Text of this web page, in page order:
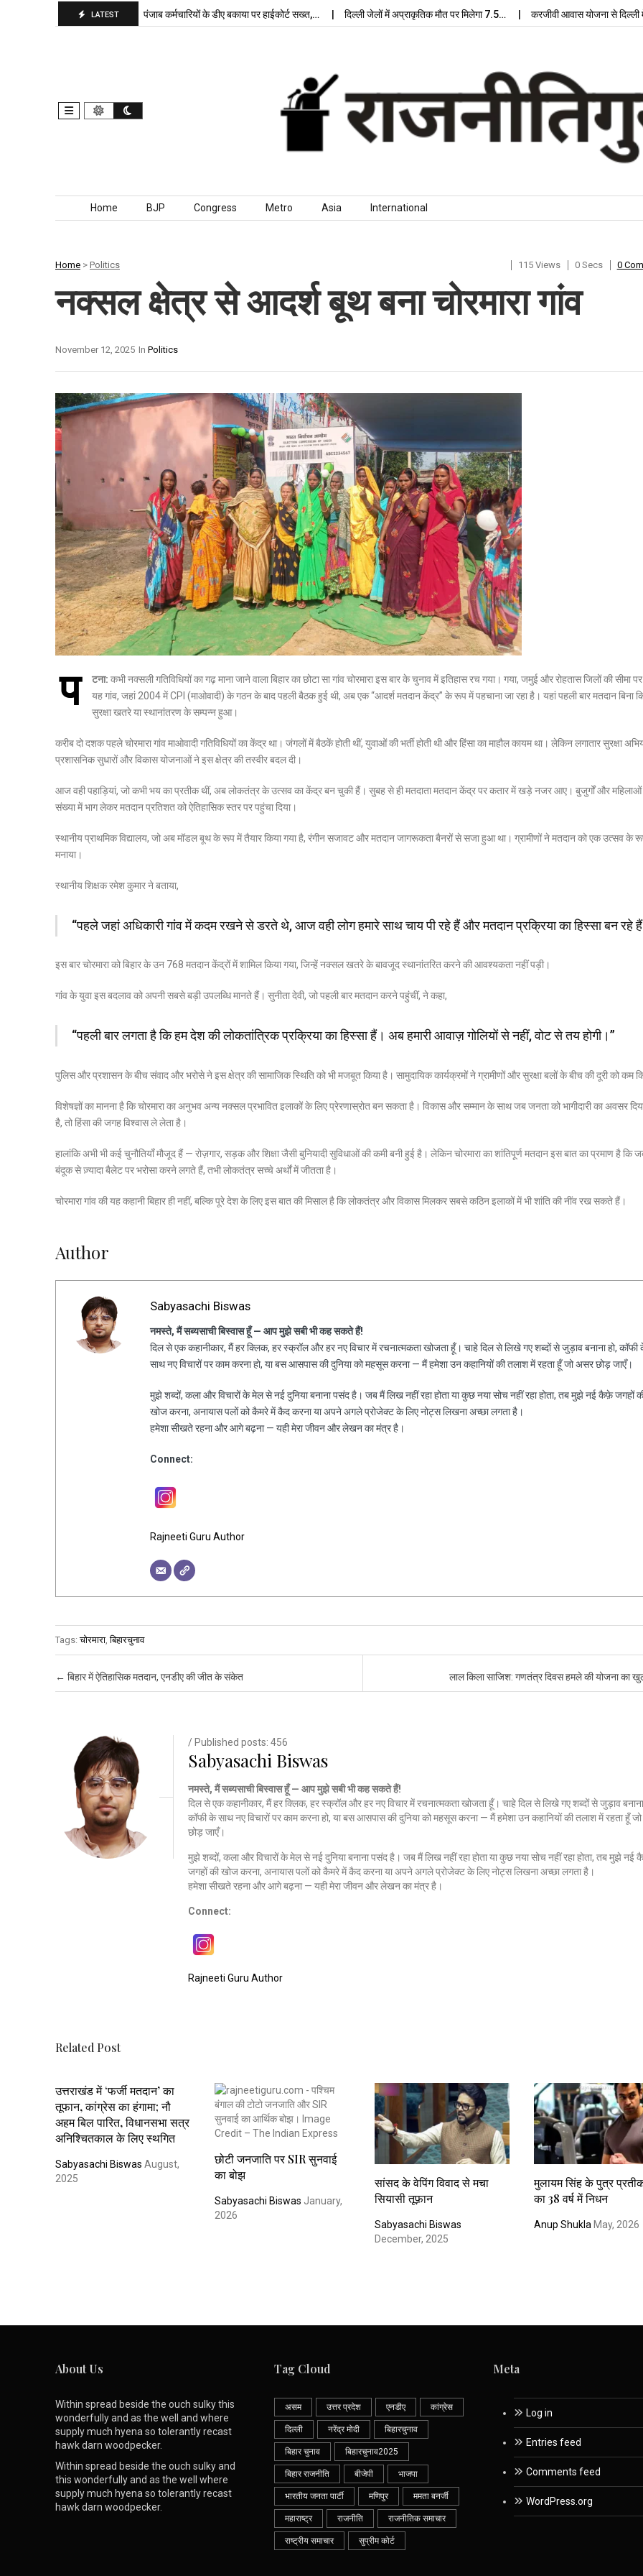
LATEST
बरकरार, बांकीपुर में… पंजाब कर्मचारियों के डीए बकाया पर हाईकोर्ट सख्त,… दिल्ली जेलों में अप्राकृतिक मौत पर मिलेगा 7.5… करजीवी आवास योजना से दिल्ली में
Skip to content
Home BJP Congress Metro Asia International
Home > Politics 115 Views 0 Secs 0
नक्सल क्षेत्र से आदर्श बूथ बना चोरमारा गांव
In Politics
November 12, 2025
प टना: कभी नक्सली गतिविधियों का गढ़ माना जाने वाला बिहार का छोटा सा गांव चोरमारा इस बार के चुनाव में इतिहास रच गया। गया, जमुई और रोहतास जिलों की सीमा
यह गांव, जहां 2004 में CPI (माओवादी) के गठन के बाद पहली बैठक हुई थी, अब एक “आदर्श मतदान केंद्र” के रूप में पहचाना जा रहा है। यहां पहली बार मतदान बिना
सुरक्षा खतरे या स्थानांतरण के सम्पन्न हुआ।
करीब दो दशक पहले चोरमारा गांव माओवादी गतिविधियों का केंद्र था। जंगलों में बैठकें होती थीं, युवाओं की भर्ती होती थी और हिंसा का माहौल कायम था। लेकिन लगातार सुरक्षा
प्रशासनिक सुधारों और विकास योजनाओं ने इस क्षेत्र की तस्वीर बदल दी।
आज वही पहाड़ियां, जो कभी भय का प्रतीक थीं, अब लोकतंत्र के उत्सव का केंद्र बन चुकी हैं। सुबह से ही मतदाता मतदान केंद्र पर कतार में खड़े नजर आए। बुजुर्गों और महिलाओं
संख्या में भाग लेकर मतदान प्रतिशत को ऐतिहासिक स्तर पर पहुंचा दिया।
स्थानीय प्राथमिक विद्यालय, जो अब मॉडल बूथ के रूप में तैयार किया गया है, रंगीन सजावट और मतदान जागरूकता बैनरों से सजा हुआ था। ग्रामीणों ने मतदान को एक उत्सव के
मनाया।
स्थानीय शिक्षक रमेश कुमार ने बताया,
“पहले जहां अधिकारी गांव में कदम रखने से डरते थे, आज वही लोग हमारे साथ चाय पी रहे हैं और मतदान प्रक्रिया का हिस्सा बन रहे
इस बार चोरमारा को बिहार के उन 768 मतदान केंद्रों में शामिल किया गया, जिन्हें नक्सल खतरे के बावजूद स्थानांतरित करने की आवश्यकता नहीं पड़ी।
गांव के युवा इस बदलाव को अपनी सबसे बड़ी उपलब्धि मानते हैं। सुनीता देवी, जो पहली बार मतदान करने पहुंचीं, ने कहा,
“पहली बार लगता है कि हम देश की लोकतांत्रिक प्रक्रिया का हिस्सा हैं। अब हमारी आवाज़ गोलियों से नहीं, वोट से तय होगी।”
पुलिस और प्रशासन के बीच संवाद और भरोसे ने इस क्षेत्र की सामाजिक स्थिति को भी मजबूत किया है। सामुदायिक कार्यक्रमों ने ग्रामीणों और सुरक्षा बलों के बीच की दूरी को कम
विशेषज्ञों का मानना है कि चोरमारा का अनुभव अन्य नक्सल प्रभावित इलाकों के लिए प्रेरणास्रोत बन सकता है। विकास और सम्मान के साथ जब जनता को भागीदारी का अवसर
है, तो हिंसा की जगह विश्वास ले लेता है।
हालांकि अभी भी कई चुनौतियाँ मौजूद हैं — रोज़गार, सड़क और शिक्षा जैसी बुनियादी सुविधाओं की कमी बनी हुई है। लेकिन चोरमारा का शांतिपूर्ण मतदान इस बात का प्रमाण है कि
बंदूक से ज़्यादा बैलेट पर भरोसा करने लगते हैं, तभी लोकतंत्र सच्चे अर्थों में जीतता है।
चोरमारा गांव की यह कहानी बिहार ही नहीं, बल्कि पूरे देश के लिए इस बात की मिसाल है कि लोकतंत्र और विकास मिलकर सबसे कठिन इलाकों में भी शांति की नींव रख सकते हैं।
Author
Sabyasachi Biswas
नमस्ते, मैं सब्यसाची बिस्वास हूँ — आप मुझे सबी भी कह सकते हैं!
दिल से एक कहानीकार, मैं हर क्लिक, हर स्क्रॉल और हर नए विचार में रचनात्मकता खोजता हूँ। चाहे दिल से लिखे गए शब्दों से जुड़ाव बनाना हो, कॉफी
साथ नए विचारों पर काम करना हो, या बस आसपास की दुनिया को महसूस करना — मैं हमेशा उन कहानियों की तलाश में रहता हूँ जो असर छोड़ जाएँ।
मुझे शब्दों, कला और विचारों के मेल से नई दुनिया बनाना पसंद है। जब मैं लिख नहीं रहा होता या कुछ नया सोच नहीं रहा होता, तब मुझे नई कैफ़े जगहों
खोज करना, अनायास पलों को कैमरे में कैद करना या अपने अगले प्रोजेक्ट के लिए नोट्स लिखना अच्छा लगता है।
हमेशा सीखते रहना और आगे बढ़ना — यही मेरा जीवन और लेखन का मंत्र है।
Connect:
Rajneeti Guru Author
Tags:चोरमारा ,बिहारचुनाव
Post navigation
← बिहार में ऐतिहासिक मतदान, एनडीए की जीत के संकेत लाल किला साजिश: गणतंत्र दिवस हमले की योजना का
/ Published posts: 456
Sabyasachi Biswas
नमस्ते, मैं सब्यसाची बिस्वास हूँ — आप मुझे सबी भी कह सकते हैं!
दिल से एक कहानीकार, मैं हर क्लिक, हर स्क्रॉल और हर नए विचार में रचनात्मकता खोजता हूँ। चाहे दिल से लिखे गए शब्दों से जुड़ाव
कॉफी के साथ नए विचारों पर काम करना हो, या बस आसपास की दुनिया को महसूस करना — मैं हमेशा उन कहानियों की तलाश में रहता हूँ
छोड़ जाएँ।
मुझे शब्दों, कला और विचारों के मेल से नई दुनिया बनाना पसंद है। जब मैं लिख नहीं रहा होता या कुछ नया सोच नहीं रहा होता, तब मुझे नई
जगहों की खोज करना, अनायास पलों को कैमरे में कैद करना या अपने अगले प्रोजेक्ट के लिए नोट्स लिखना अच्छा लगता है।
हमेशा सीखते रहना और आगे बढ़ना — यही मेरा जीवन और लेखन का मंत्र है।
Connect:
Rajneeti Guru Author
Related Post
उत्तराखंड में ‘फर्जी मतदान’ का
तूफान, कांग्रेस का हंगामा; नौ
अहम बिल पारित, विधानसभा सत्र
अनिश्चितकाल के लिए स्थगित
Sabyasachi Biswas August,
2025
छोटी जनजाति पर SIR सुनवाई
का बोझ
Sabyasachi Biswas January,
2026
सांसद के वेपिंग विवाद से मचा
सियासी तूफ़ान
Sabyasachi Biswas
December, 2025
मुलायम सिंह के पुत्र
का 38 वर्ष में निधन
Anup Shukla May, 2026
About Us
Within spread beside the ouch sulky this
wonderfully and as the well and where
supply much hyena so tolerantly recast
hawk darn woodpecker.
Within spread beside the ouch sulky and
this wonderfully and as the well where
supply much hyena so tolerantly recast
hawk darn woodpecker.
Tag Cloud
असम उत्तर प्रदेश एनडीए कांग्रेस
दिल्ली नरेंद्र मोदी बिहारचुनाव
बिहार चुनाव बिहारचुनाव2025
बिहार राजनीति बीजेपी भाजपा
भारतीय जनता पार्टी मणिपुर ममता बनर्जी
महाराष्ट्र राजनीति राजनीतिक समाचार
राष्ट्रीय समाचार सुप्रीम कोर्ट
Meta
Log in
Entries feed
Comments feed
WordPress.org